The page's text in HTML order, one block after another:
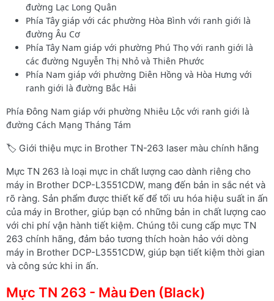
đường Lạc Long Quân
Phía Tây giáp với các phường Hòa Bình với ranh giới là
đường Âu Cơ
Phía Tây Nam giáp với phường Phú Thọ với ranh giới là
các đường Nguyễn Thị Nhỏ và Thiên Phước
Phía Nam giáp với phường Diên Hồng và Hòa Hưng với
ranh giới là đường Bắc Hải
Phía Đông Nam giáp với phường Nhiêu Lộc với ranh giới là
đường Cách Mạng Tháng Tám
🏷️ Giới thiệu mực in Brother TN-263 laser màu chính hãng
Mực TN 263 là loại mực in chất lượng cao dành riêng cho
máy in Brother DCP-L3551CDW, mang đến bản in sắc nét và
rõ ràng. Sản phẩm được thiết kế để tối ưu hóa hiệu suất in ấn
của máy in Brother, giúp bạn có những bản in chất lượng cao
với chi phí vận hành tiết kiệm. Chúng tôi cung cấp mực TN
263 chính hãng, đảm bảo tương thích hoàn hảo với dòng
máy in Brother DCP-L3551CDW, giúp bạn tiết kiệm thời gian
và công sức khi in ấn.
Mực TN 263 - Màu Đen (Black)